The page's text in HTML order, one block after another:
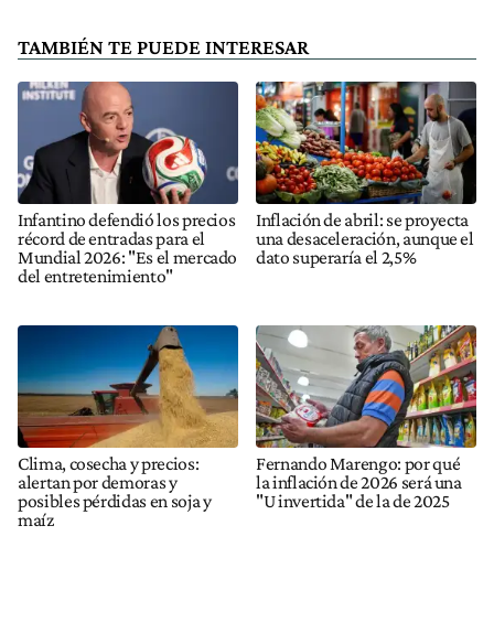
TAMBIÉN TE PUEDE INTERESAR
Infantino defendió los precios
récord de entradas para el
Mundial 2026: "Es el mercado
del entretenimiento"
Inflación de abril: se proyecta
una desaceleración, aunque el
dato superaría el 2,5%
Clima, cosecha y precios:
alertan por demoras y
posibles pérdidas en soja y
maíz
Fernando Marengo: por qué
la inflación de 2026 será una
"U invertida" de la de 2025